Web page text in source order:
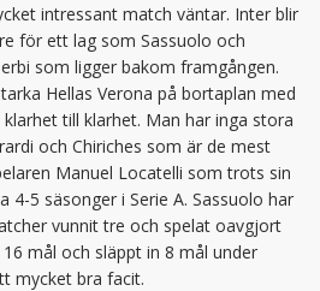
intressant match väntar. Inter blir
för ett lag som Sassuolo och
som ligger bakom framgången.
Hellas Verona på bortaplan med
till klarhet. Man har inga stora
och Chiriches som är de mest
Manuel Locatelli som trots sin
4-5 säsonger i Serie A. Sassuolo har
vunnit tre och spelat oavgjort
mål och släppt in 8 mål under
mycket bra facit.